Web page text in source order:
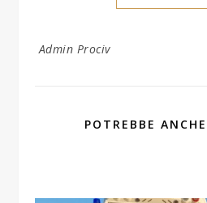
Admin Prociv
POTREBBE